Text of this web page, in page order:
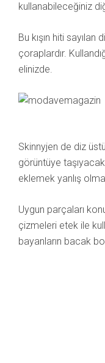
kullanabileceğiniz
Bu kışın hiti
çoraplardır.
elinizde.
Skinnyjen de diz
görüntüye
eklemek yanlış
Uygun parçaları
çizmeleri etek ile
bayanların bacak